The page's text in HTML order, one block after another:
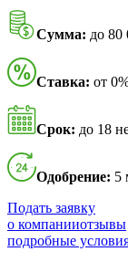
Сумма: до 80
Ставка: от
Срок: до 18
Одобрение: 5
Подать заявку
о компанииотзывы
подробные